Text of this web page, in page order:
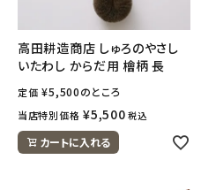
エコメイト
アルマウィン
高田耕造商店 しゅろのやさし
いたわし からだ用 檜柄 長
定価 ¥5,500のところ
当店特別価格 ¥5,500 税込
カートに入れる